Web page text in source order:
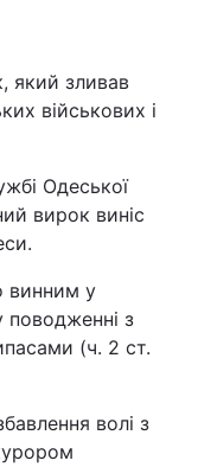
який зливав
військових і
Одеської
вирок виніс
винним у
поводженні з
(ч. 2 ст.
волі з